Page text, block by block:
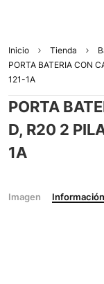
Inicio Tienda
PORTA BATERIA CON
121-1A
PORTA
D, R20 2
1A
Imagen Información